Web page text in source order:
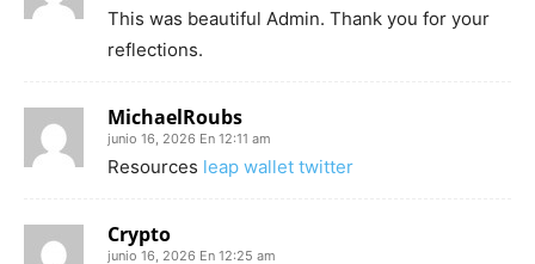
This was beautiful Admin. Thank you for your
reflections.
MichaelRoubs
junio 16, 2026 En 12:11 am
Resources leap wallet twitter
Crypto
junio 16, 2026 En 12:25 am